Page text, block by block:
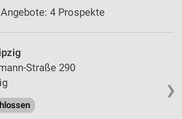
Angebote: 4 Prospekte
❯
Straße 290